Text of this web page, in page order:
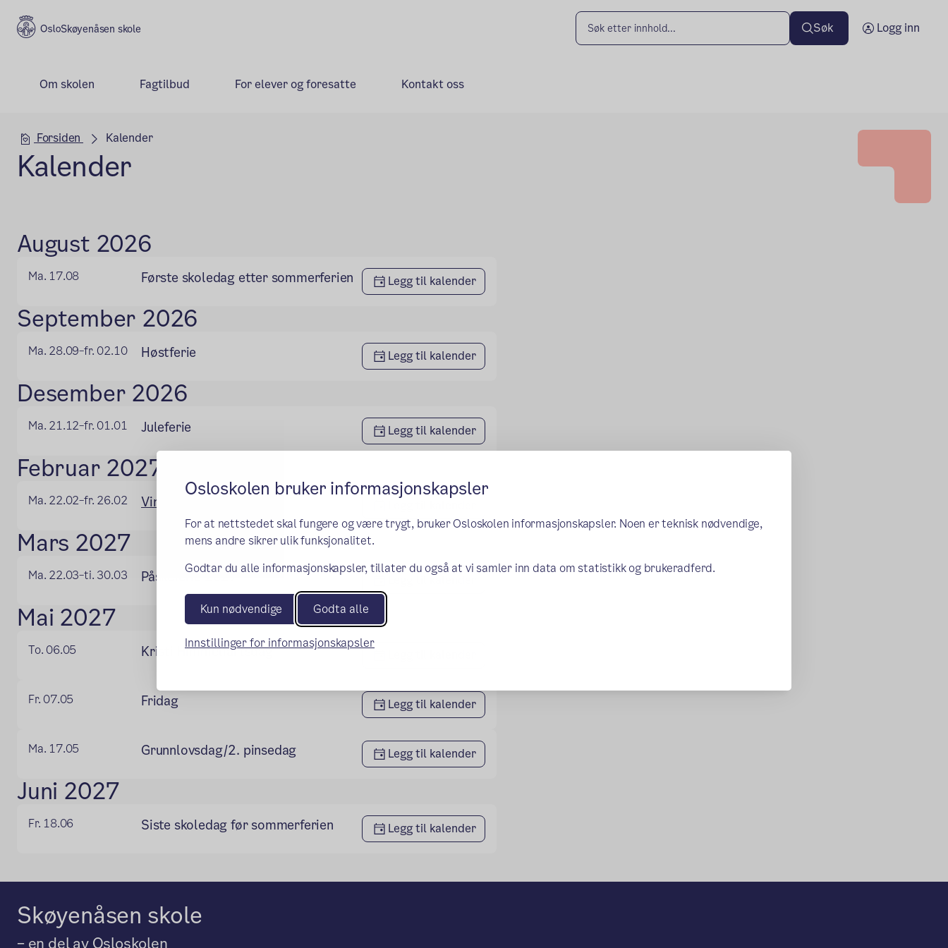
Osloskolen bruker informasjonskapsler
For at nettstedet skal fungere og være trygt, bruker Osloskolen informasjonskapsler. Noen er teknisk nødvendige,
mens andre sikrer ulik funksjonalitet.
Godtar du alle informasjonskapsler, tillater du også at vi samler inn data om statistikk og brukeradferd.
Kun nødvendige Godta alle
Innstillinger for informasjonskapsler
Skøyenåsen skole Søk Logg inn
Om skolen Fagtilbud For elever og foresatte Kontakt oss
Hovedseksjon
Forsiden Kalender
Kalender
August 2026
Ma. 17.08 Første skoledag etter sommerferien Legg til kalender
September 2026
Ma. 28.09–fr. 02.10 Høstferie Legg til kalender
Desember 2026
Ma. 21.12–fr. 01.01 Juleferie Legg til kalender
Februar 2027
Ma. 22.02–fr. 26.02 Vinterferie
Mars 2027
Ma. 22.03–ti. 30.03 Påskeferie 2027 Legg til kalender
Mai 2027
To. 06.05 Kristi Himmelfartsdag
Fr. 07.05 Fridag Legg til kalender
Ma. 17.05 Grunnlovsdag/2. pinsedag Legg til kalender
Juni 2027
Fr. 18.06 Siste skoledag før sommerferien Legg til kalender
Skøyenåsen skole
– en del av Osloskolen